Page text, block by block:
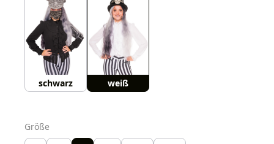
schwarz weiß
Größe